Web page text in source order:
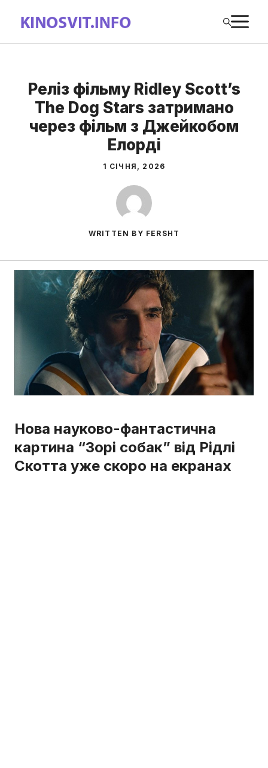
вмісту
Реліз фільму Ridley Scott’s
The Dog Stars затримано
через фільм з Джейкобом
Елорді
1 СІЧНЯ, 2026
WRITTEN BY FERSHT
Нова науково-фантастична
картина “Зорі собак” від Рідлі
Скотта уже скоро на екранах